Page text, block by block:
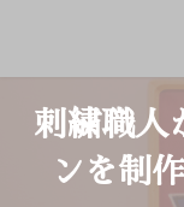
ツ
シ
刺繍職人
ンを制